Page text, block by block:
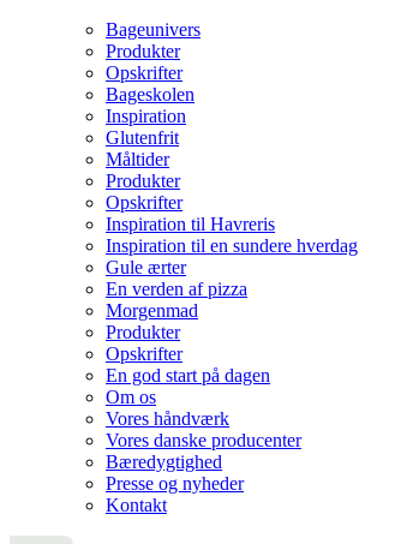
Bageunivers
Produkter
Opskrifter
Bageskolen
Inspiration
Glutenfrit
Måltider
Produkter
Opskrifter
Inspiration til Havreris
Inspiration til en sundere hverdag
Gule ærter
En verden af pizza
Morgenmad
Produkter
Opskrifter
En god start på dagen
Om os
Vores håndværk
Vores danske producenter
Bæredygtighed
Presse og nyheder
Kontakt